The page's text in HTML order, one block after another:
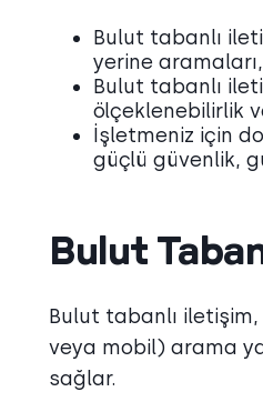
Bulut tabanlı
yerine
Bulut tabanlı
ölçeklenebilirlik
İşletmeniz için
güçlü güvenlik,
Bulut
Bulut tabanlı
veya mobil) arama
sağlar.